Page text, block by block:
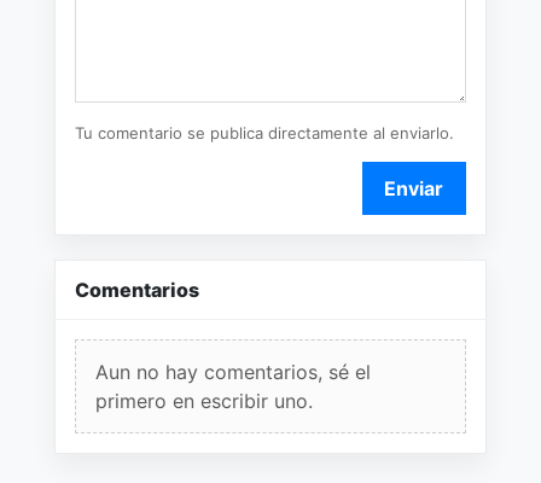
Tu comentario se publica directamente al enviarlo.
Enviar
Comentarios
Aun no hay comentarios, sé el
primero en escribir uno.